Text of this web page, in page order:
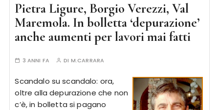
Pietra Ligure, Borgio Verezzi, Val
Maremola. In bolletta ‘depurazione’
anche aumenti per lavori mai fatti
3 ANNI FA DI M.CARRARA
Scandalo su scandalo: ora,
oltre alla depurazione che non
c’è, in bolletta si pagano